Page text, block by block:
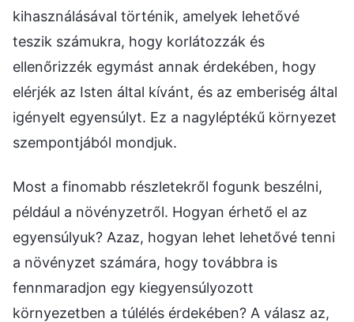
kihasználásával történik, amelyek lehetővé
teszik számukra, hogy korlátozzák és
ellenőrizzék egymást annak érdekében, hogy
elérjék az Isten által kívánt, és az emberiség által
igényelt egyensúlyt. Ez a nagyléptékű környezet
szempontjából mondjuk.
Most a finomabb részletekről fogunk beszélni,
például a növényzetről. Hogyan érhető el az
egyensúlyuk? Azaz, hogyan lehet lehetővé tenni
a növényzet számára, hogy továbbra is
fennmaradjon egy kiegyensúlyozott
környezetben a túlélés érdekében? A válasz az,